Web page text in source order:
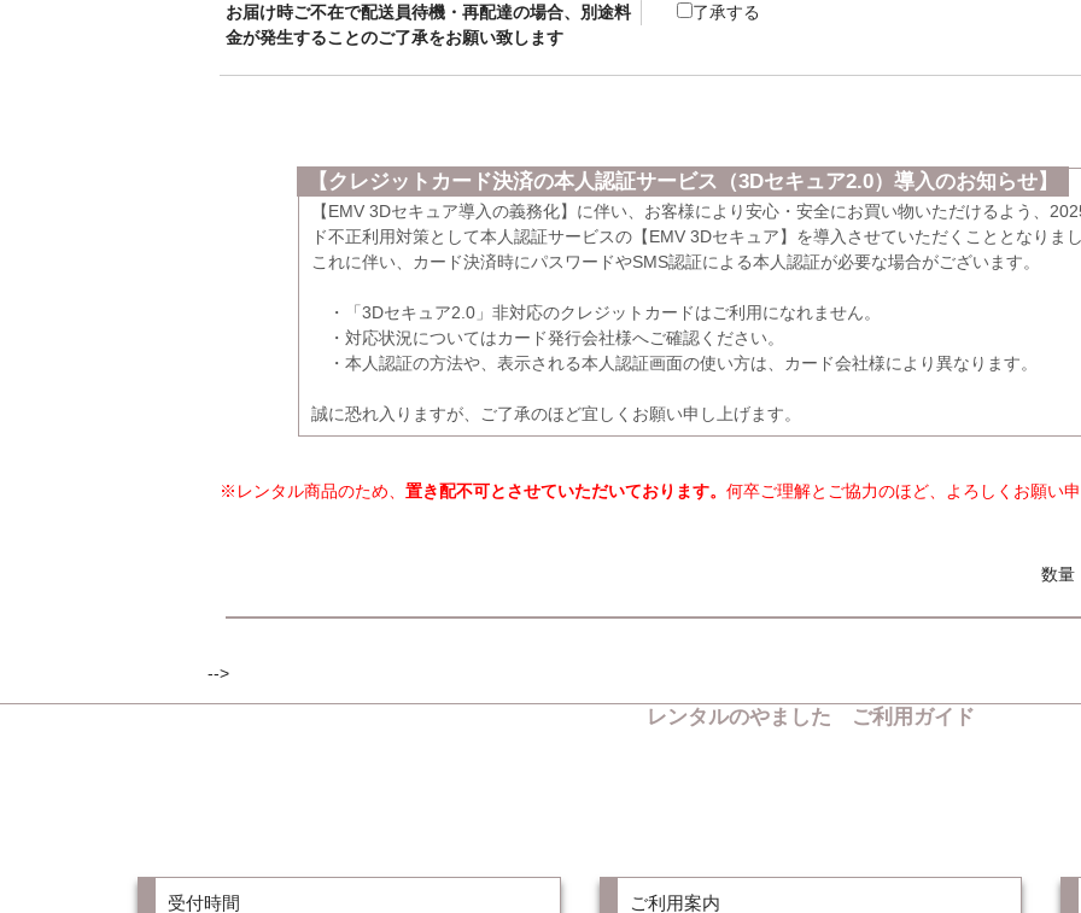
お届け時ご不在で配送員待機・再配達の場合、別途料
金が発生することのご了承をお願い致します
了承する
【クレジットカード決済の本人認証サービス（3Dセキュア2.0）導入のお知らせ】
【EMV 3Dセキュア導入の義務化】に伴い、お客様により安心・安全にお買い物いただけるよう、
ド不正利用対策として本人認証サービスの【EMV 3Dセキュア】を導入させていただくこととなりま
これに伴い、カード決済時にパスワードやSMS認証による本人認証が必要な場合がございます。
・「3Dセキュア2.0」非対応のクレジットカードはご利用になれません。
・対応状況についてはカード発行会社様へご確認ください。
・本人認証の方法や、表示される本人認証画面の使い方は、カード会社様により異なります。
誠に恐れ入りますが、ご了承のほど宜しくお願い申し上げます。
※レンタル商品のため、 置き配不可とさせていただいております。 何卒ご理解とご協力のほど、よろしくお願い
数量
-->
レンタルのやました ご利用ガイド
受付時間 ご利用案内